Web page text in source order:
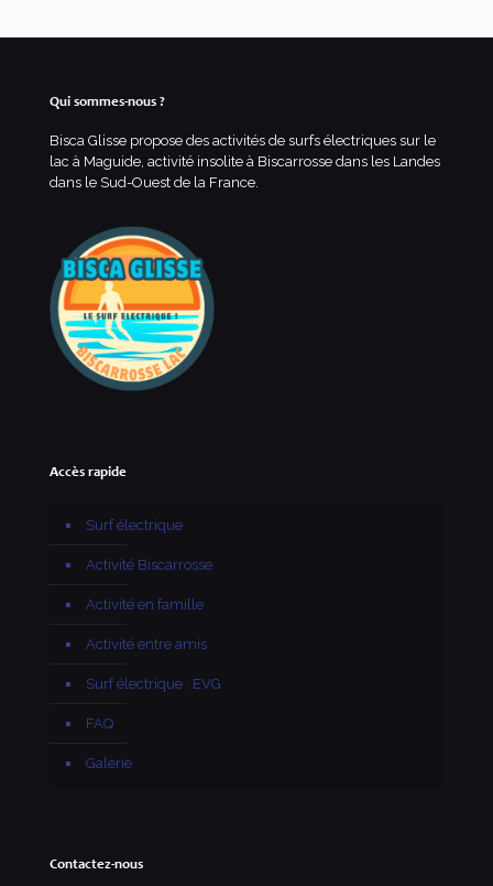
Qui sommes-nous ?
Bisca Glisse propose des activités de surfs électriques sur le
lac à Maguide, activité insolite à Biscarrosse dans les Landes
dans le Sud-Ouest de la France.
Accès rapide
Surf électrique
Activité Biscarrosse
Activité en famille
Activité entre amis
Surf électrique : EVG
FAQ
Galerie
Contactez-nous